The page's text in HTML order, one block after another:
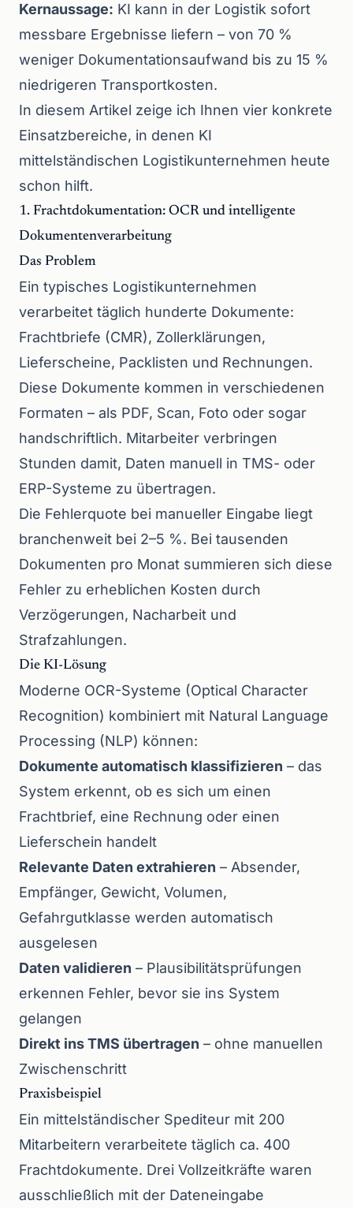
Kernaussage: KI kann in der Logistik sofort
messbare Ergebnisse liefern – von 70 %
weniger Dokumentationsaufwand bis zu 15 %
niedrigeren Transportkosten.
In diesem Artikel zeige ich Ihnen vier konkrete
Einsatzbereiche, in denen KI
mittelständischen Logistikunternehmen heute
schon hilft.
1. Frachtdokumentation: OCR und intelligente
Dokumentenverarbeitung
Das Problem
Ein typisches Logistikunternehmen
verarbeitet täglich hunderte Dokumente:
Frachtbriefe (CMR), Zollerklärungen,
Lieferscheine, Packlisten und Rechnungen.
Diese Dokumente kommen in verschiedenen
Formaten – als PDF, Scan, Foto oder sogar
handschriftlich. Mitarbeiter verbringen
Stunden damit, Daten manuell in TMS- oder
ERP-Systeme zu übertragen.
Die Fehlerquote bei manueller Eingabe liegt
branchenweit bei 2–5 %. Bei tausenden
Dokumenten pro Monat summieren sich diese
Fehler zu erheblichen Kosten durch
Verzögerungen, Nacharbeit und
Strafzahlungen.
Die KI-Lösung
Moderne OCR-Systeme (Optical Character
Recognition) kombiniert mit Natural Language
Processing (NLP) können:
Dokumente automatisch klassifizieren – das
System erkennt, ob es sich um einen
Frachtbrief, eine Rechnung oder einen
Lieferschein handelt
Relevante Daten extrahieren – Absender,
Empfänger, Gewicht, Volumen,
Gefahrgutklasse werden automatisch
ausgelesen
Daten validieren – Plausibilitätsprüfungen
erkennen Fehler, bevor sie ins System
gelangen
Direkt ins TMS übertragen – ohne manuellen
Zwischenschritt
Praxisbeispiel
Ein mittelständischer Spediteur mit 200
Mitarbeitern verarbeitete täglich ca. 400
Frachtdokumente. Drei Vollzeitkräfte waren
ausschließlich mit der Dateneingabe